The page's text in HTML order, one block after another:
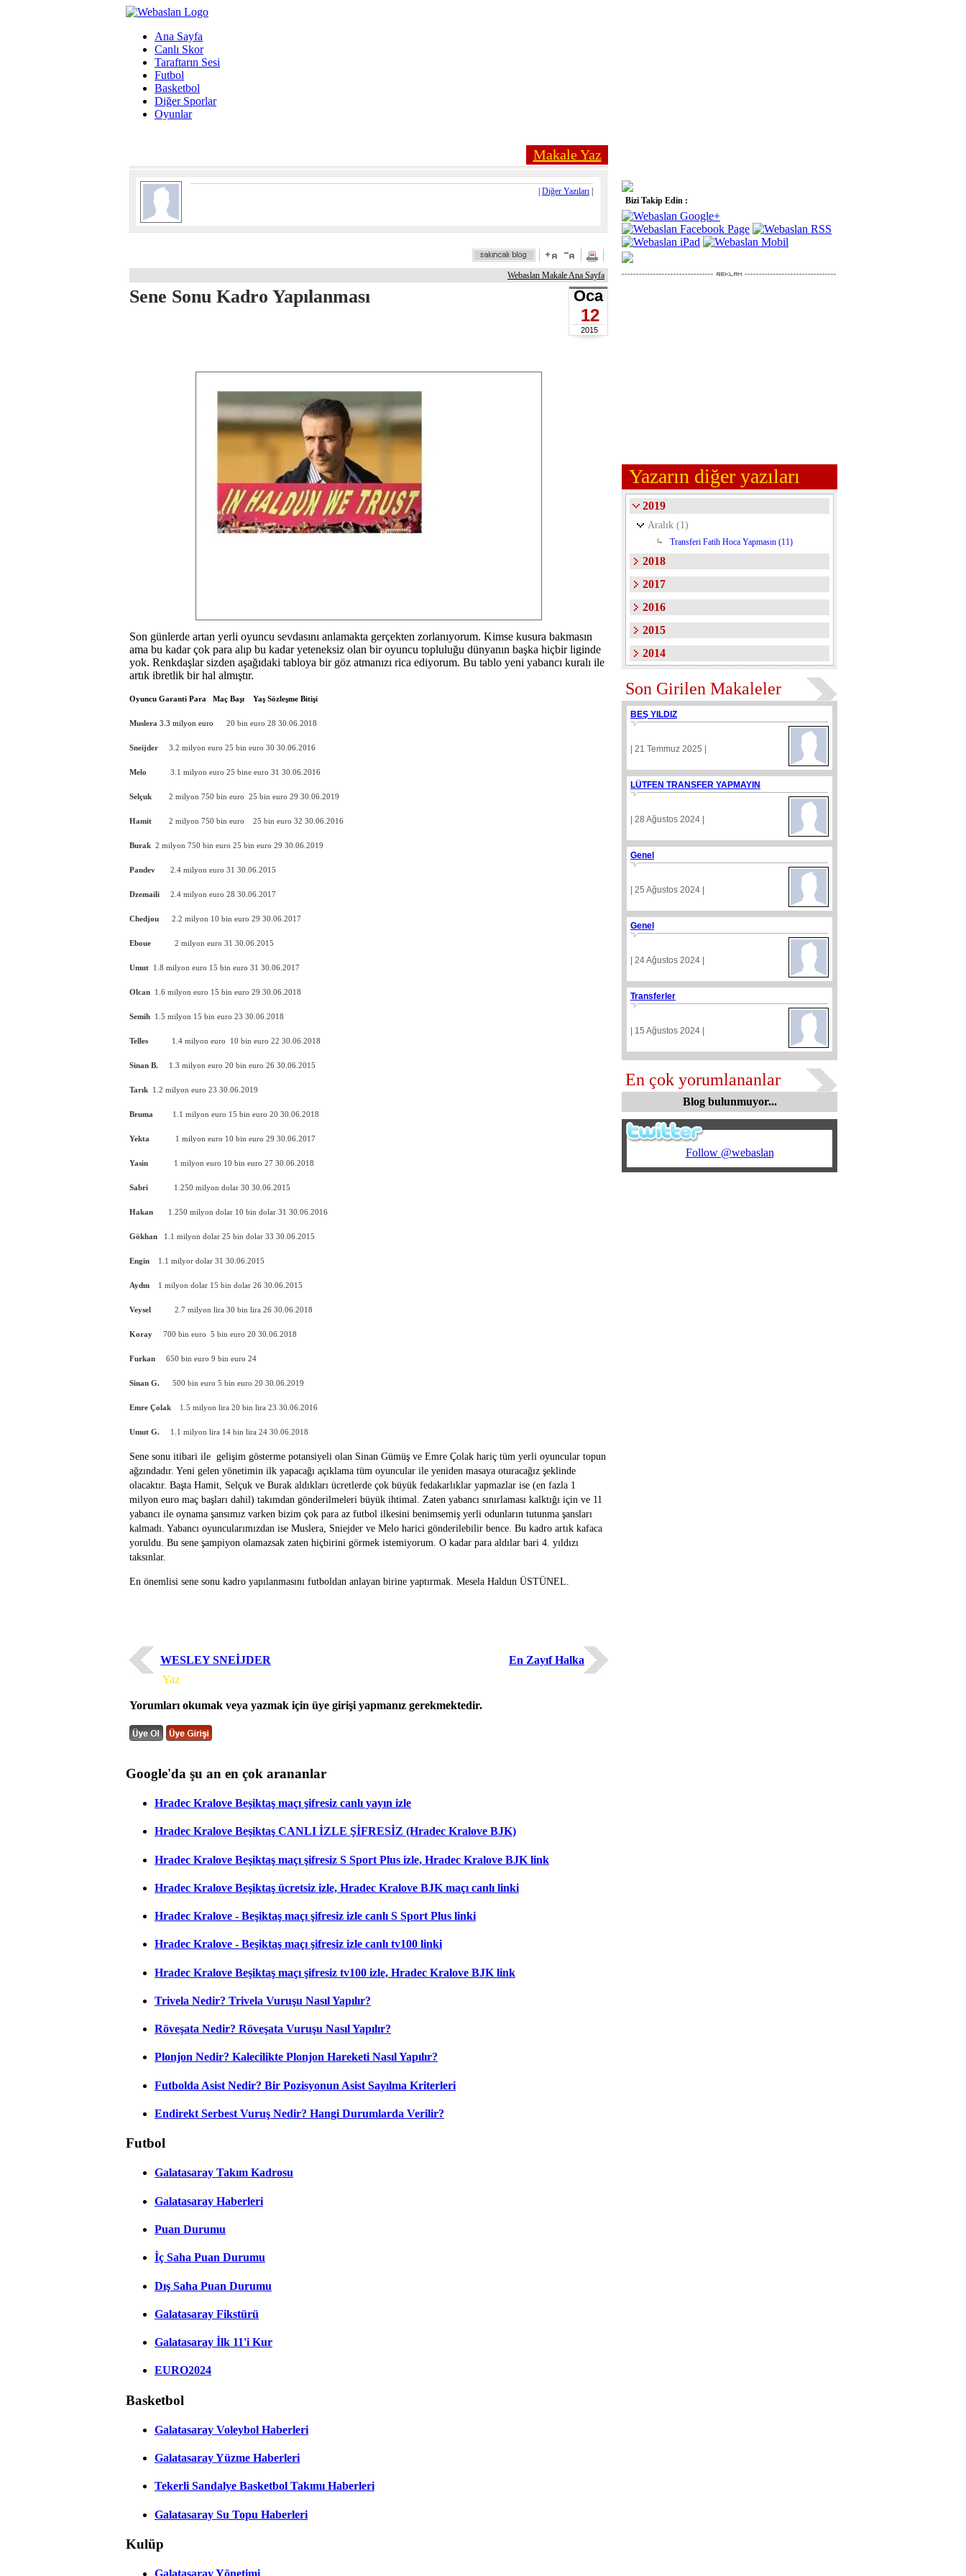
Ana Sayfa
Canlı Skor
Taraftarın Sesi
Futbol
Basketbol
Diğer Sporlar
Oyunlar
Makale Yaz
Diğer Yazıları
Webaslan Makale Ana Sayfa
Sene Sonu Kadro Yapılanması Oca
12
2015
Son günlerde artan yerli oyuncu sevdasını anlamakta gerçekten zorlanıyorum. Kimse kusura bakmasın
ama bu kadar çok para alıp bu kadar yeteneksiz olan bir oyuncu topluluğu dünyanın başka hiçbir liginde
yok. Renkdaşlar sizden aşağıdaki tabloya bir göz atmanızı rica ediyorum. Bu tablo yeni yabancı kuralı ile
artık ibretlik bir hal almıştır.
Oyuncu Garanti Para Maç Başı Yaş Sözleşme Bitişi
Muslera 3.3 milyon euro 20 bin euro 28 30.06.2018
Sneijder 3.2 milyon euro 25 bin euro 30 30.06.2016
Melo 3.1 milyon euro 25 bine euro 31 30.06.2016
Selçuk 2 milyon 750 bin euro 25 bin euro 29 30.06.2019
Hamit 2 milyon 750 bin euro 25 bin euro 32 30.06.2016
Burak 2 milyon 750 bin euro 25 bin euro 29 30.06.2019
Pandev 2.4 milyon euro 31 30.06.2015
Dzemaili 2.4 milyon euro 28 30.06.2017
Chedjou 2.2 milyon 10 bin euro 29 30.06.2017
Eboue 2 milyon euro 31 30.06.2015
Umut 1.8 milyon euro 15 bin euro 31 30.06.2017
Olcan 1.6 milyon euro 15 bin euro 29 30.06.2018
Semih 1.5 milyon 15 bin euro 23 30.06.2018
Telles 1.4 milyon euro 10 bin euro 22 30.06.2018
Sinan B. 1.3 milyon euro 20 bin euro 26 30.06.2015
Tarık 1.2 milyon euro 23 30.06.2019
Bruma 1.1 milyon euro 15 bin euro 20 30.06.2018
Yekta 1 milyon euro 10 bin euro 29 30.06.2017
Yasin 1 milyon euro 10 bin euro 27 30.06.2018
Sabri 1.250 milyon dolar 30 30.06.2015
Hakan 1.250 milyon dolar 10 bin dolar 31 30.06.2016
Gökhan 1.1 milyon dolar 25 bin dolar 33 30.06.2015
Engin 1.1 milyor dolar 31 30.06.2015
Aydın 1 milyon dolar 15 bin dolar 26 30.06.2015
Veysel 2.7 milyon lira 30 bin lira 26 30.06.2018
Koray 700 bin euro 5 bin euro 20 30.06.2018
Furkan 650 bin euro 9 bin euro 24
Sinan G. 500 bin euro 5 bin euro 20 30.06.2019
Emre Çolak 1.5 milyon lira 20 bin lira 23 30.06.2016
Umut G. 1.1 milyon lira 14 bin lira 24 30.06.2018
Sene sonu itibari ile gelişim gösterme potansiyeli olan Sinan Gümüş ve Emre Çolak hariç tüm yerli oyuncular topun
ağzındadır. Yeni gelen yönetimin ilk yapacağı açıklama tüm oyuncular ile yeniden masaya oturacağız şeklinde
olacaktır. Başta Hamit, Selçuk ve Burak aldıkları ücretlerde çok büyük fedakarlıklar yapmazlar ise (en fazla 1
milyon euro maç başları dahil) takımdan gönderilmeleri büyük ihtimal. Zaten yabancı sınırlaması kalktığı için ve 11
yabancı ile oynama şansımız varken bizim çok para az futbol ilkesini benimsemiş yerli odunların tutunma şansları
kalmadı. Yabancı oyuncularımızdan ise Muslera, Sniejder ve Melo harici gönderilebilir bence. Bu kadro artık kafaca
yoruldu. Bu sene şampiyon olamazsak zaten hiçbirini görmek istemiyorum. O kadar para aldılar bari 4. yıldızı
taksınlar.
En önemlisi sene sonu kadro yapılanmasını futboldan anlayan birine yaptırmak. Mesela Haldun ÜSTÜNEL.
WESLEY SNEİJDER
En Zayıf Halka
Yaz
Yorumları okumak veya yazmak için üye girişi yapmanız gerekmektedir.
Bizi Takip Edin :
Yazarın diğer yazıları
2019
Aralık (1)
Transferi Fatih Hoca Yapmasın (11)
2018
2017
2016
2015
2014
Son Girilen Makaleler
BEŞ YILDIZ
| 21 Temmuz 2025 |
LÜTFEN TRANSFER YAPMAYIN
| 28 Ağustos 2024 |
Genel
| 25 Ağustos 2024 |
Genel
| 24 Ağustos 2024 |
Transferler
| 15 Ağustos 2024 |
En çok yorumlananlar
Blog bulunmuyor...
Follow @webaslan
Google'da şu an en çok arananlar
Hradec Kralove Beşiktaş maçı şifresiz canlı yayın izle
Hradec Kralove Beşiktaş CANLI İZLE ŞİFRESİZ (Hradec Kralove BJK)
Hradec Kralove Beşiktaş maçı şifresiz S Sport Plus izle, Hradec Kralove BJK link
Hradec Kralove Beşiktaş ücretsiz izle, Hradec Kralove BJK maçı canlı linki
Hradec Kralove - Beşiktaş maçı şifresiz izle canlı S Sport Plus linki
Hradec Kralove - Beşiktaş maçı şifresiz izle canlı tv100 linki
Hradec Kralove Beşiktaş maçı şifresiz tv100 izle, Hradec Kralove BJK link
Trivela Nedir? Trivela Vuruşu Nasıl Yapılır?
Röveşata Nedir? Röveşata Vuruşu Nasıl Yapılır?
Plonjon Nedir? Kalecilikte Plonjon Hareketi Nasıl Yapılır?
Futbolda Asist Nedir? Bir Pozisyonun Asist Sayılma Kriterleri
Endirekt Serbest Vuruş Nedir? Hangi Durumlarda Verilir?
Futbol
Galatasaray Takım Kadrosu
Galatasaray Haberleri
Puan Durumu
İç Saha Puan Durumu
Dış Saha Puan Durumu
Galatasaray Fikstürü
Galatasaray İlk 11'i Kur
EURO2024
Basketbol
Galatasaray Voleybol Haberleri
Galatasaray Yüzme Haberleri
Tekerli Sandalye Basketbol Takımı Haberleri
Galatasaray Su Topu Haberleri
Kulüp